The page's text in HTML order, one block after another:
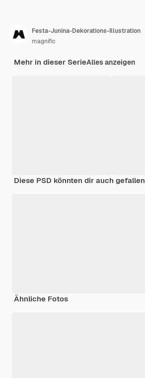
Festa-Junina-Dekorations-Illustration
magnific
Mehr in dieser SerieAlles anzeigen
Diese PSD könnten dir auch gefallen
Ähnliche Fotos